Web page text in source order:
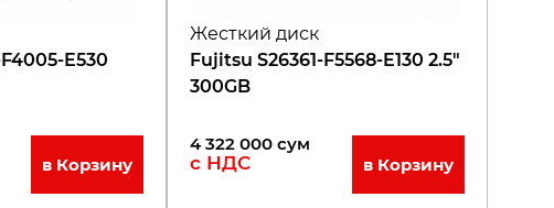
E530
в Корзину
Жесткий диск
Fujitsu S26361-F5568-E130 2.5"
300GB
4 322 000 сум
с НДС в Корзину